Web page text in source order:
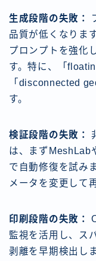
生成段階の失敗：
品質が低くなりま
プロンプトを強化
す。特に、「
「disconnected
す。
検証段階の失敗：
は、まずMeshLab
で自動修復を試み
メータを変更して
印刷段階の失敗：
監視を活用し、ス
剥離を早期検出し